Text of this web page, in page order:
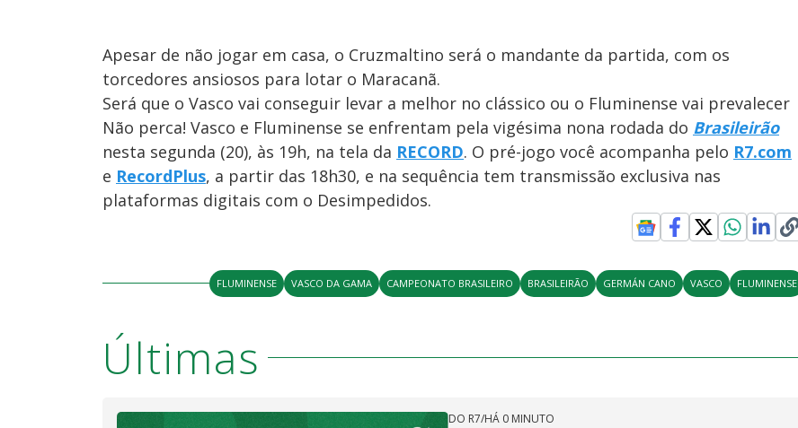
Apesar de não jogar em casa, o Cruzmaltino será o mandante da partida, com os
torcedores ansiosos para lotar o Maracanã.
Será que o Vasco vai conseguir levar a melhor no clássico ou o Fluminense vai prevalecer
Não perca! Vasco e Fluminense se enfrentam pela vigésima nona rodada do Brasileirão
nesta segunda (20), às 19h, na tela da RECORD. O pré-jogo você acompanha pelo R7.com
e RecordPlus, a partir das 18h30, e na sequência tem transmissão exclusiva nas
plataformas digitais com o Desimpedidos.
FLUMINENSE VASCO DA GAMA CAMPEONATO BRASILEIRO BRASILEIRÃO GERMÁN CANO VASCO FLUMINENSE
Últimas
DO R7/HÁ 0 MINUTO